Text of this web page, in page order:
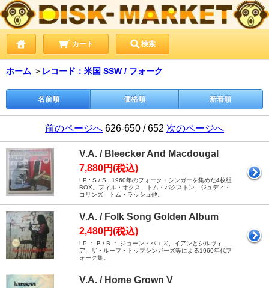
カート 検索
ホーム ＞ レコード：米国 SSW / フォーク
名前順 価格順 新着順
前のページへ 626-650 / 652 次のページへ
V.A. / Bleecker And Macdougal
7,880円(税込)
LP : S / S : 1960年のフォーク・シンガーを集めた4枚組
BOX。フィル・オクス、トム・パクストン、ジュディ・
コリンズ、トム・ラッシュ他。
V.A. / Folk Song Golden Album
2,480円(税込)
LP ： B / B ： ジョーン・バエズ、イアンとシルヴィ
ア、ザ・ルーフ・トップシンガーズ等による1960年代フ
ォーク集。
V.A. / Home Grown V